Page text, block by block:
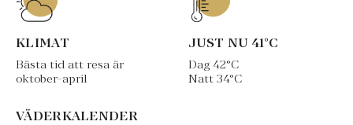
KLIMAT
Bästa tid att resa är
oktober-april
JUST NU 41°C
Dag 42°C
Natt 34°C
VÄDERKALENDER